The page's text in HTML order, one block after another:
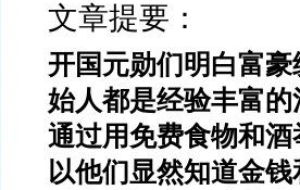
文章提要：
开国元勋们明白富
始人都是经验丰富
通过用免费食物和
以他们显然知道金